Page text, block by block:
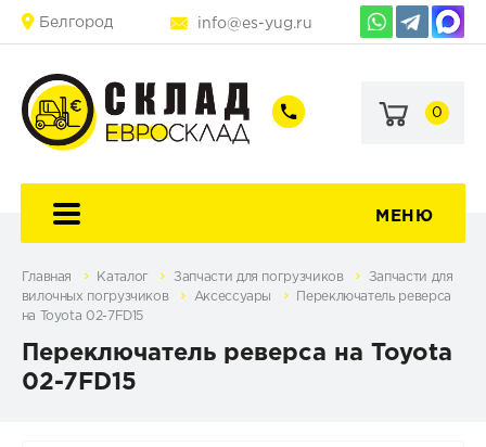
Белгород info@es-yug.ru
+7
60-
+7
69-
0
МЕНЮ
Главная Каталог Запчасти для погрузчиков
Запчасти для
вилочных погрузчиков
Аксессуары
Переключатель реверса
на Toyota 02-7FD15
Переключатель реверса на Toyota
02-7FD15